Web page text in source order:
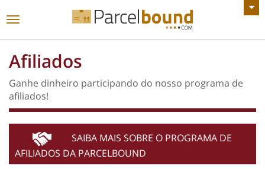
VER TODOS OS ANÚNCIOS
Alternar
Afiliados
Ganhe dinheiro participando do nosso programa de
afiliados!
SAIBA MAIS SOBRE O PROGRAMA DE
AFILIADOS DA PARCELBOUND